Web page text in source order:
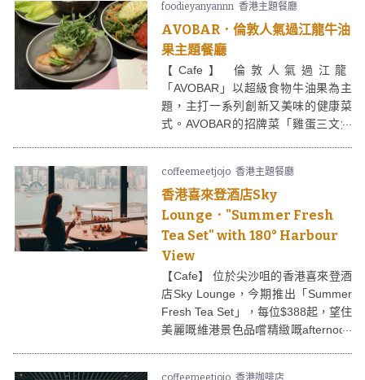
堂除了提供基本款的韓國菜式，更有
港女大愛的三層架下午茶！
foodieyanyannn 香港主題餐廳
AVOBAR．倫敦人氣過江龍牛油
果主題餐廳
【Cafe】 倫敦人氣過江龍
「AVOBAR」以超級食物牛油果為主
題，主打一系列創新又美味的健康菜
式。AVOBAR的招牌菜「雞蛋三文魚
腹感滿滿。AVOBAR另外還有以牛油
果作配搭的越式小吃，味道同樣不
錯，相當有驚喜！
coffeemeetjojo 香港主題餐廳
香港喜來登酒店Sky
Lounge．"Summer Fresh
Tea Set" with 180° Harbour
View
【Cafe】 位於尖沙咀的香港喜來登酒
店Sky Lounge，今期推出「Summer
Fresh Tea Set」，每位$388起，望住
美麗嘅維港景色品嚐精緻嘅afternoon
coffeemeetjojo 香港咖啡店